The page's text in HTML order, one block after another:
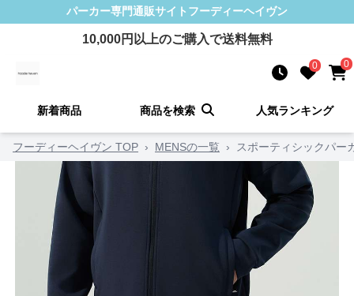
パーカー専門通販サイト フーディーヘイヴン
10,000円以上のご購入で送料無料
0 0
新着商品 商品を検索 人気ランキング
フーディーヘイヴン TOP › MENSの一覧 › スポーティシックパー